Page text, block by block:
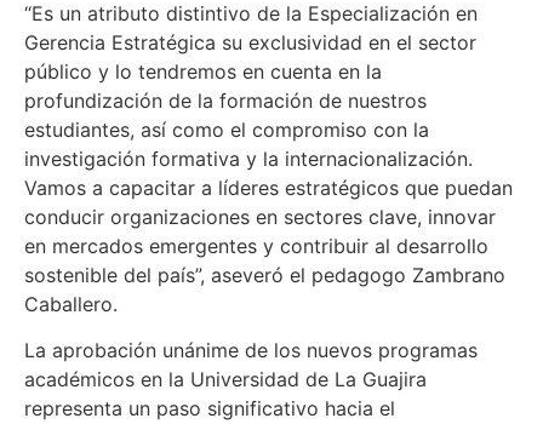
“Es un atributo distintivo de la Especialización en
Gerencia Estratégica su exclusividad en el sector
público y lo tendremos en cuenta en la
profundización de la formación de nuestros
estudiantes, así como el compromiso con la
investigación formativa y la internacionalización.
Vamos a capacitar a líderes estratégicos que puedan
conducir organizaciones en sectores clave, innovar
en mercados emergentes y contribuir al desarrollo
sostenible del país”, aseveró el pedagogo Zambrano
Caballero.
La aprobación unánime de los nuevos programas
académicos en la Universidad de La Guajira
representa un paso significativo hacia el